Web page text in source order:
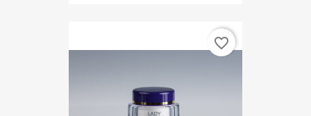
favorite_border